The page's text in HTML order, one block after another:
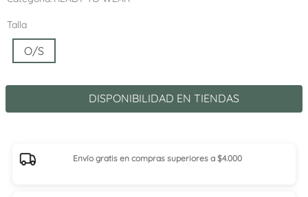
Talla
O/S
DISPONIBILIDAD EN TIENDAS
Envío gratis en compras superiores a $4.000